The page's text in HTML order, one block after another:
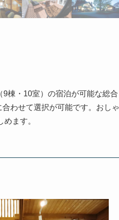
棟・10室）の宿泊が可能な総合
わせて選択が可能です。おしゃ
ます。